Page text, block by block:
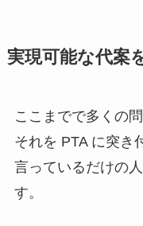
実現可能な代案
ここまでで多くの
それを PTA に突き
言っているだけの
す。